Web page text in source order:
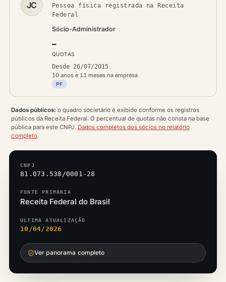
JC
Pessoa física registrada na Receita
Federal
Sócio-Administrador
—
QUOTAS
Desde 26/07/2015
10 anos e 11 meses na empresa
PF
Dados públicos: o quadro societário é exibido conforme os registros
públicos da Receita Federal. O percentual de quotas não consta na base
pública para este CNPJ. Dados completos dos sócios no relatório
completo.
CNPJ
81.073.538/0001-28
FONTE PRIMÁRIA
Receita Federal do Brasil
ÚLTIMA ATUALIZAÇÃO
10/04/2026
Ver panorama completo